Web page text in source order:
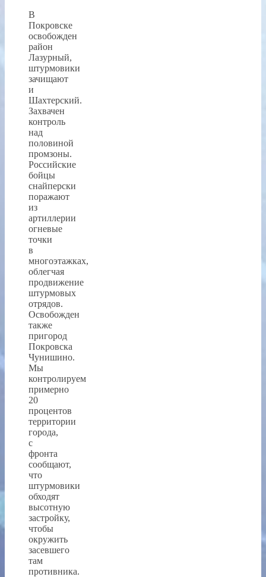
В
Покровске
освобожден
район
Лазурный,
штурмовики
зачищают
и
Шахтерский.
Захвачен
контроль
над
половиной
промзоны.
Российские
бойцы
снайперски
поражают
из
артиллерии
огневые
точки
в
многоэтажках,
облегчая
продвижение
штурмовых
отрядов.
Освобожден
также
пригород
Покровска
Чунишино.
Мы
контролируем
примерно
20
процентов
территории
города,
с
фронта
сообщают,
что
штурмовики
обходят
высотную
застройку,
чтобы
окружить
засевшего
там
противника.